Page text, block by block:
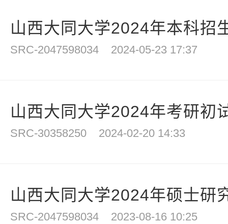
山西大同大学2024年本科招
SRC-2047598034 2024-05-23 17:37
山西大同大学2024年考研初
SRC-30358250 2024-02-20 14:33
山西大同大学2024年硕士研
SRC-2047598034 2023-08-16 10:25